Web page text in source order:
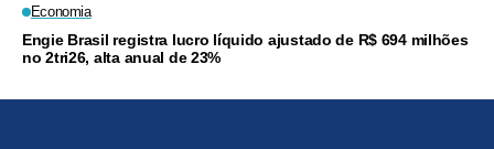
Economia
Engie Brasil registra lucro líquido ajustado de R$ 694 milhões
no 2tri26, alta anual de 23%